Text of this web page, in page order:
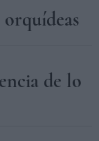
de lo